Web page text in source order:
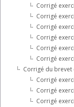
Corrigé
Corrigé
Corrigé
Corrigé
Corrigé
Corrigé
Corrigé du brevet
Corrigé
Corrigé
Corrigé